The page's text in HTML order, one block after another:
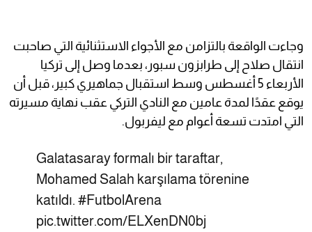
وجاءت الواقعة بالتزامن مع الأجواء الاستثنائية التي صاحبت
انتقال صلاح إلى طرابزون سبور، بعدما وصل إلى تركيا
الأربعاء 5 أغسطس وسط استقبال جماهيري كبير، قبل أن
يوقع عقدًا لمدة عامين مع النادي التركي عقب نهاية مسيرته
التي امتدت تسعة أعوام مع ليفربول.
Galatasaray formalı bir taraftar,
Mohamed Salah karşılama törenine
katıldı. #FutbolArena
pic.twitter.com/ELXenDN0bj